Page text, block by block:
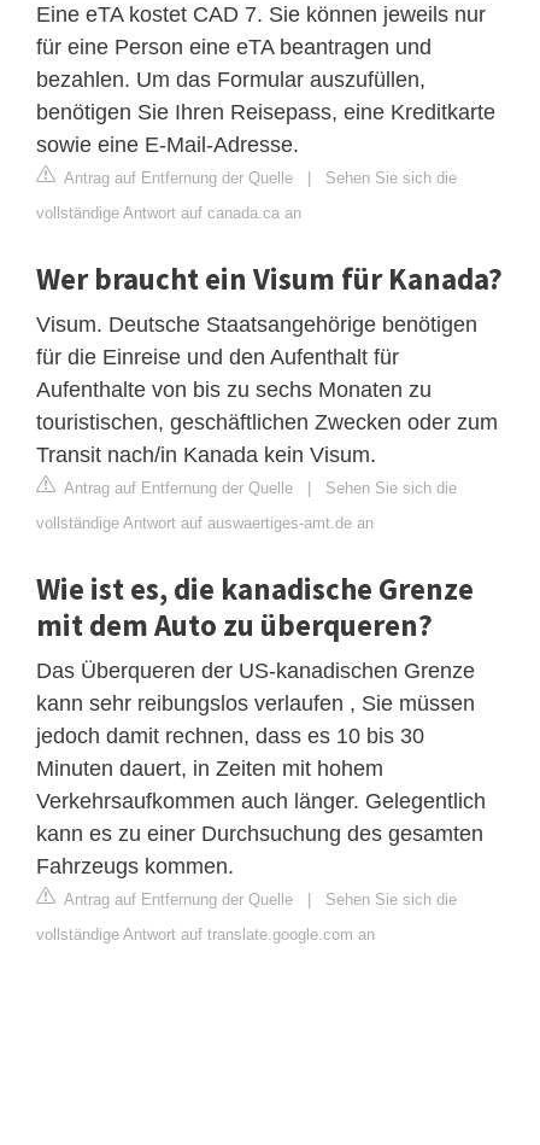
Eine eTA kostet CAD 7. Sie können jeweils nur
für eine Person eine eTA beantragen und
bezahlen. Um das Formular auszufüllen,
benötigen Sie Ihren Reisepass, eine Kreditkarte
sowie eine E-Mail-Adresse.
Antrag auf Entfernung der Quelle | Sehen Sie sich die
vollständige Antwort auf canada.ca an
Wer braucht ein Visum für Kanada?
Visum. Deutsche Staatsangehörige benötigen
für die Einreise und den Aufenthalt für
Aufenthalte von bis zu sechs Monaten zu
touristischen, geschäftlichen Zwecken oder zum
Transit nach/in Kanada kein Visum.
Antrag auf Entfernung der Quelle | Sehen Sie sich die
vollständige Antwort auf auswaertiges-amt.de an
Wie ist es, die kanadische Grenze
mit dem Auto zu überqueren?
Das Überqueren der US-kanadischen Grenze
kann sehr reibungslos verlaufen , Sie müssen
jedoch damit rechnen, dass es 10 bis 30
Minuten dauert, in Zeiten mit hohem
Verkehrsaufkommen auch länger. Gelegentlich
kann es zu einer Durchsuchung des gesamten
Fahrzeugs kommen.
Antrag auf Entfernung der Quelle | Sehen Sie sich die
vollständige Antwort auf translate.google.com an